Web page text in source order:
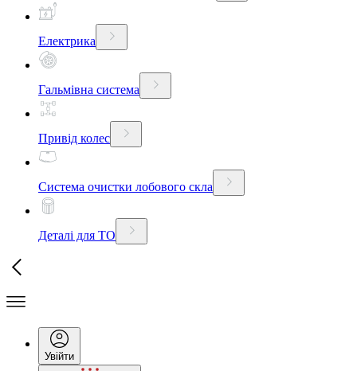
Електрика
Гальмівна система
Привід колес
Система очистки лобового скла
Деталі для ТО
Увійти